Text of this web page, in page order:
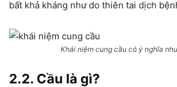
bất khả kháng như do thiên tai dịch
Khái niệm cung cầu có ý nghĩa
2.2. Cầu là gì?